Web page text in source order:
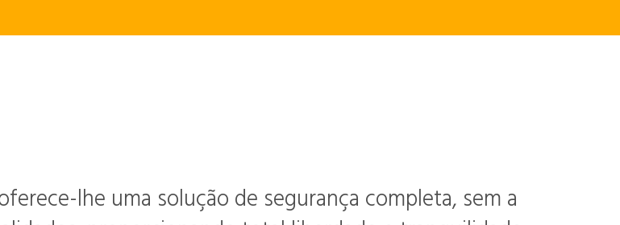
lhe uma solução de segurança completa, sem a